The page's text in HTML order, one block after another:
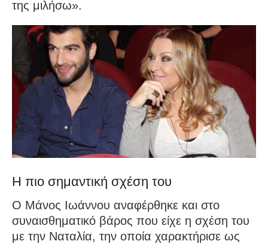
της μιλήσω».
Η πιο σημαντική σχέση του
Ο Μάνος Ιωάννου αναφέρθηκε και στο
συναισθηματικό βάρος που είχε η σχέση του
με την Ναταλία, την οποία χαρακτήρισε ως